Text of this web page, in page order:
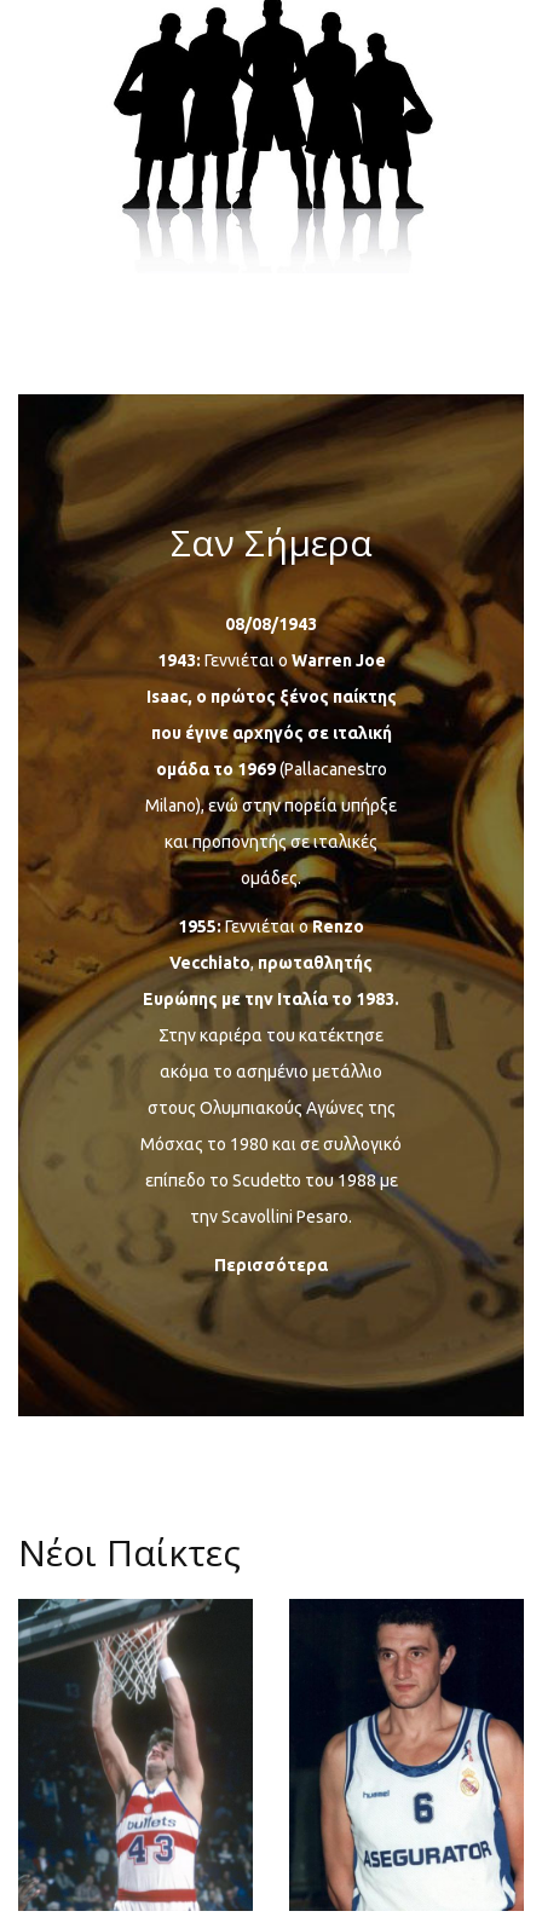
Επίλογος Σπανούλη στο μπάσκετ
Σαν Σήμερα
08/08/1943
1943: Γεννιέται ο Warren Joe
Isaac, ο πρώτος ξένος παίκτης
που έγινε αρχηγός σε ιταλική
ομάδα το 1969(Pallacanestro
Milano), ενώ στην πορεία υπήρξε
και προπονητής σε ιταλικές
ομάδες.
1955:Γεννιέται οRenzo
Vecchiato,πρωταθλητής
Ευρώπης με την Ιταλία το 1983.
Στην καριέρα του κατέκτησε
ακόμα το ασημένιο μετάλλιο
στους Ολυμπιακούς Αγώνες της
Μόσχας το 1980 και σε συλλογικό
επίπεδο το Scudetto του 1988 με
την Scavollini Pesaro.
Περισσότερα
Νέοι Παίκτες